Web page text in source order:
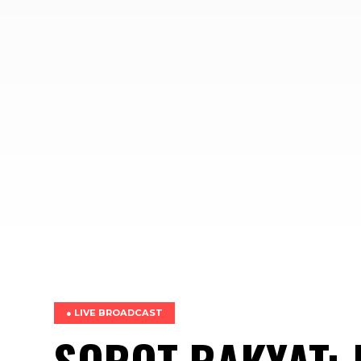
● LIVE BROADCAST